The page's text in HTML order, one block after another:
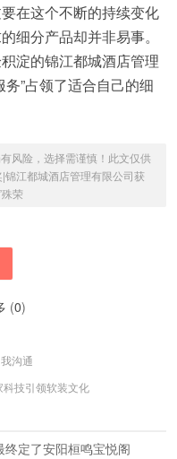
在这个不断的持续变化
细分产品却并非易事。
淀的锦江都城酒店管理
”占领了适合自己的细
风险，选择需谨慎！此文仅供
锦江都城酒店管理有限公司获
荣
(0)
沟通
技引领软装文化
定了安阳桓鸣宝悦阁